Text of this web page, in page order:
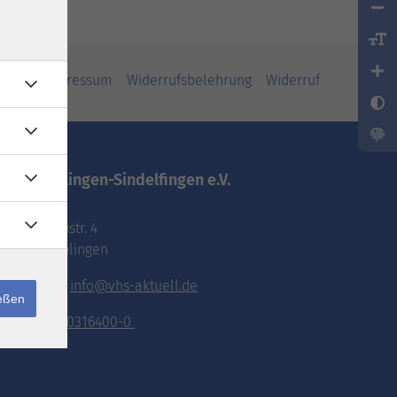
Impressum Widerrufsbelehrung Widerruf
vhs.Böblingen-Sindelfingen e.V.
Pestalozzistr. 4
71032 Böblingen
E-Mail: info@vhs-aktuell.de
Tel.: 070316400-0